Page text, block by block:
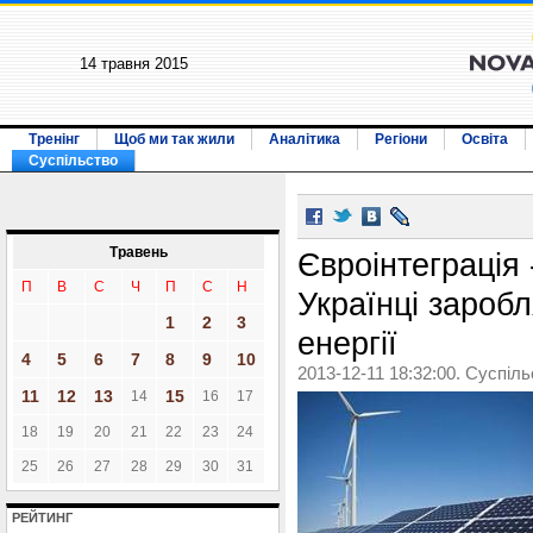
14 травня 2015
Тренінг Щоб ми так жили Аналітика Регіони
Освіта
Суспільство
Травень
П В С Ч П С Н
1 2
3
4
5 6 7 8 9
10
11
12 13 14 15 16 17
18 19 20 21 22 23 24
25 26 27 28 29 30 31
РЕЙТИНГ
Українці
енергії
2013-12-11 18:32:00.